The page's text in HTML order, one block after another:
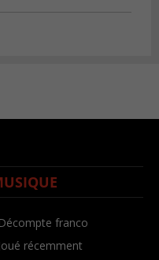
franco
récemment